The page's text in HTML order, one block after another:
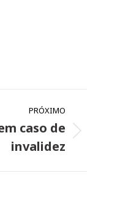
PRÓXIMO
caso de
invalidez